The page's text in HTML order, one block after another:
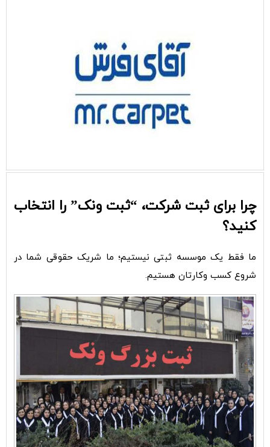
چرا برای ثبت شرکت، “ثبت ونک” را انتخاب
کنید؟
ما فقط یک موسسه ثبتی نیستیم؛ ما شریک حقوقی شما در
شروع کسب وکارتان هستیم.